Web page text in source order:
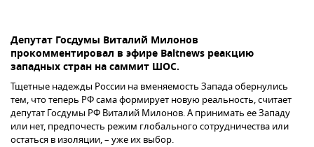
Депутат Госдумы Виталий Милонов
прокомментировал в эфире Baltnews реакцию
западных стран на саммит ШОС.
Тщетные надежды России на вменяемость Запада обернулись
тем, что теперь РФ сама формирует новую реальность, считает
депутат Госдумы РФ Виталий Милонов. А принимать ее Западу
или нет, предпочесть режим глобального сотрудничества или
остаться в изоляции, – уже их выбор.